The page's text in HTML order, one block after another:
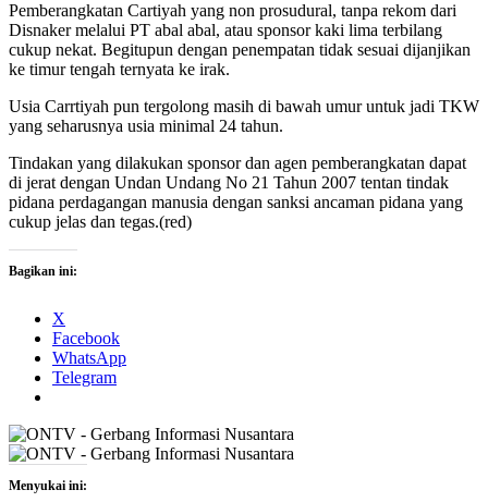
Pemberangkatan Cartiyah yang non prosudural, tanpa rekom dari
Disnaker melalui PT abal abal, atau sponsor kaki lima terbilang
cukup nekat. Begitupun dengan penempatan tidak sesuai dijanjikan
ke timur tengah ternyata ke irak.
Usia Carrtiyah pun tergolong masih di bawah umur untuk jadi TKW
yang seharusnya usia minimal 24 tahun.
Tindakan yang dilakukan sponsor dan agen pemberangkatan dapat
di jerat dengan Undan Undang No 21 Tahun 2007 tentan tindak
pidana perdagangan manusia dengan sanksi ancaman pidana yang
cukup jelas dan tegas.(red)
Bagikan ini:
X
Facebook
WhatsApp
Telegram
Menyukai ini: